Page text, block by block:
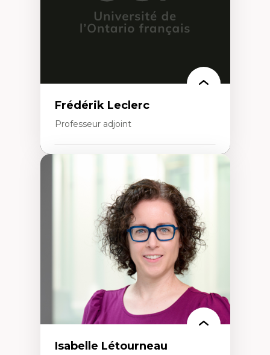
Frédérik Leclerc
Professeur adjoint
Théories et pratiques de l’urbanisme
Urbanisme durable
Histoire de l’urbanisme
Théories sur la
territorialité/territorialisation
Isabelle Létourneau